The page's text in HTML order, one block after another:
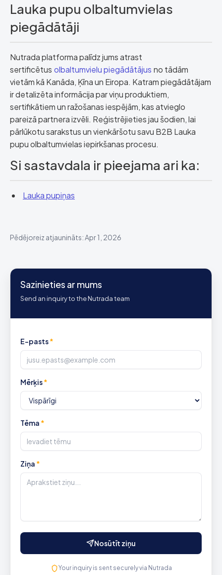
Lauka pupu olbaltumvielas
piegādātāji
Nutrada platforma palīdz jums atrast
sertificētus olbaltumvielu piegādātājus no tādām
vietām kā Kanāda, Ķīna un Eiropa. Katram piegādātājam
ir detalizēta informācija par viņu produktiem,
sertifikātiem un ražošanas iespējām, kas atvieglo
pareizā partnera izvēli. Reģistrējieties jau šodien, lai
pārlūkotu sarakstus un vienkāršotu savu B2B Lauka
pupu olbaltumvielas iepirkšanas procesu.
Si sastavdala ir pieejama ari ka:
Lauka pupiņas
Pēdējoreiz atjaunināts: Apr 1, 2026
Sazinieties ar mums
Send an inquiry to the Nutrada team
E-pasts*
Mērķis*
Tēma *
Ziņa *
Nosūtīt ziņu
Your inquiry is sent securely via Nutrada